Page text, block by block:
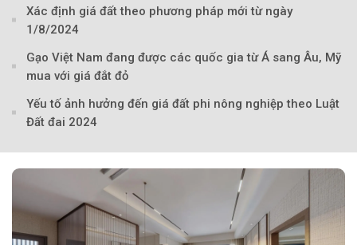
Xác định giá đất theo phương pháp mới từ ngày
1/8/2024
Gạo Việt Nam đang được các quốc gia từ Á sang Âu, Mỹ
mua với giá đắt đỏ
Yếu tố ảnh hưởng đến giá đất phi nông nghiệp theo Luật
Đất đai 2024